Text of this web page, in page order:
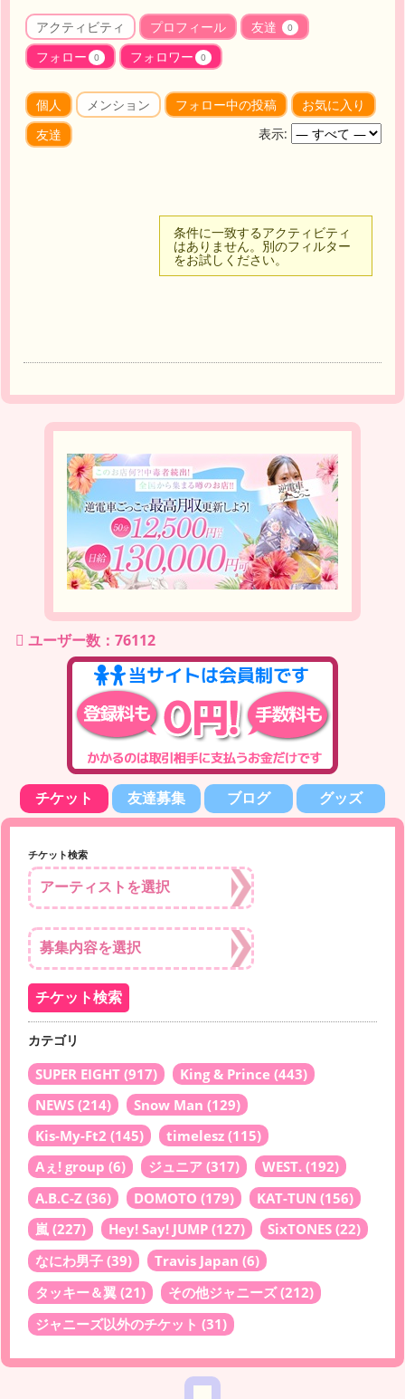
アクティビティ プロフィール 友達 0
フォロー 0 フォロワー 0
個人 メンション フォロー中の投稿
お気に入り
友達
表示:
条件に一致するアクティビティ
はありません。別のフィルター
をお試しください。
ユーザー数：76112
チケット 友達募集 ブログ グッズ
チケット検索
カテゴリ
SUPER EIGHT (917) King & Prince (443)
NEWS (214) Snow Man (129)
Kis-My-Ft2 (145) timelesz (115)
Aぇ! group (6) ジュニア (317) WEST. (192)
A.B.C-Z (36) DOMOTO (179) KAT-TUN (156)
嵐 (227) Hey! Say! JUMP (127) SixTONES (22)
なにわ男子 (39) Travis Japan (6)
タッキー＆翼 (21) その他ジャニーズ(212)
ジャニーズ以外のチケット (31)